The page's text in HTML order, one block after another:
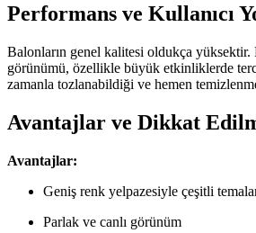
Performans ve Kullanıcı
Balonların genel kalitesi oldukça yüksektir.
görünümü, özellikle büyük etkinliklerde
zamanla tozlanabildiği ve hemen
Avantajlar ve Dikkat
Avantajlar:
Geniş renk yelpazesiyle çeşitli
Parlak ve canlı görünüm